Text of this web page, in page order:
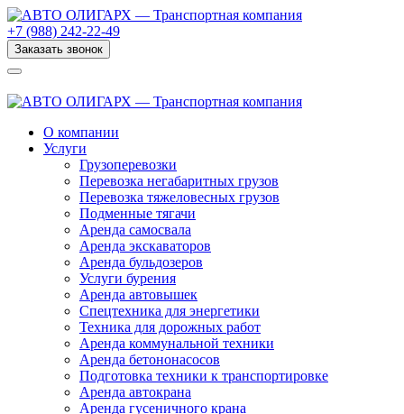
+7 (988) 242-22-49
Заказать звонок
О компании
Услуги
Грузоперевозки
Перевозка негабаритных грузов
Перевозка тяжеловесных грузов
Подменные тягачи
Аренда самосвала
Аренда экскаваторов
Аренда бульдозеров
Услуги бурения
Аренда автовышек
Спецтехника для энергетики
Техника для дорожных работ
Аренда коммунальной техники
Аренда бетононасосов
Подготовка техники к транспортировке
Аренда автокрана
Аренда гусеничного крана